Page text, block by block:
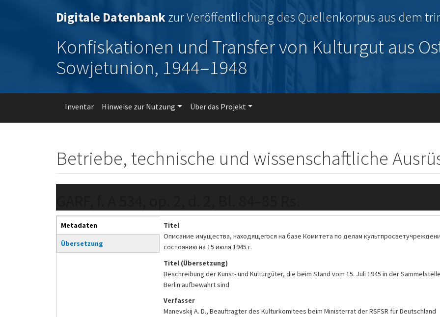
Digitale Datenbankzur Veröffentlichung des Quellenkorpus aus dem
Konfiskationen und Transfer von Kulturgut aus
Sowjetunion, 1944–1948
Hauptnavigation
Inventar Hinweise zur Nutzung Über das Projekt
Betriebe, technische und wissenschaftliche
Metadaten
Übersetzung
Titel
Описание имущества, находящегося на базе Комитета по делам
состоянию на 15 июля 1945 г.
Titel (Übersetzung)
Beschreibung der Kunst- und Kulturgüter, die beim Stand vom 15. Juli 1945 in der
Berlin aufbewahrt sind
Verfasser
Manevskij A. D., Beauftragter des Kulturkomitees beim Ministerrat der RSFSR für Deutschland